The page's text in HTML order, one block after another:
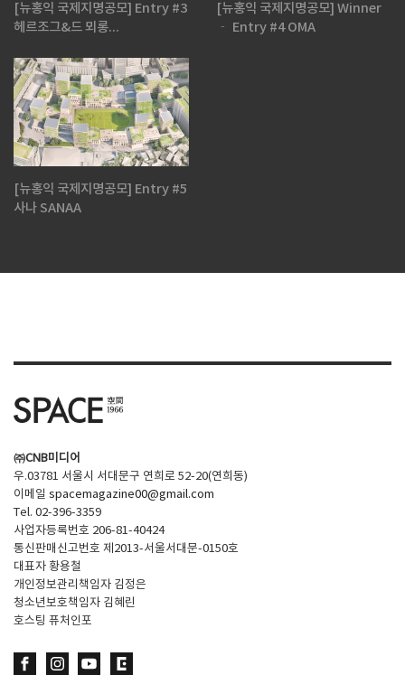
[뉴홍익 국제지명공모] Entry #3
헤르조그&드 뫼롱...
[뉴홍익 국제지명공모] Winner
‐ Entry #4 OMA
[뉴홍익 국제지명공모] Entry #5
사나 SANAA
㈜CNB미디어
우.03781 서울시 서대문구 연희로 52-20(연희동)
이메일 spacemagazine00@gmail.com
Tel. 02-396-3359
사업자등록번호 206-81-40424
통신판매신고번호 제2013-서울서대문-0150호
대표자 황용철
개인정보관리책임자 김정은
청소년보호책임자 김혜린
호스팅 퓨처인포